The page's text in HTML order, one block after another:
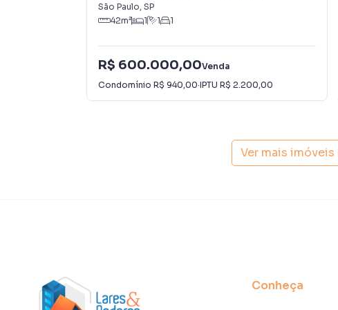
Outro para Venda em região valorizada do bairro
equipe pelo telefone (11) 93759-7931.
A Lares e Andares Imóveis tem mais opções de
sobrados, terrenos, lojas e barracões para venda
Negocie seu imóvel de forma totalmente online,
Na Lares e Andares Imóveis você consegue vender
São Paulo, SP
42m² 1 1 1
R$ 600.000,00Venda
Condomínio R$ 940,00·IPTU R$ 2.200,00
Ver mais imóveis
Conheça